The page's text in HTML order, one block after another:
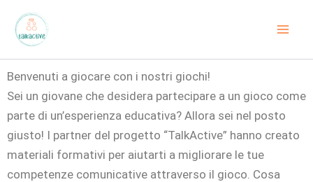
contenuto
Benvenuti a giocare con i nostri giochi!
Sei un giovane che desidera partecipare a un gioco come
parte di un’esperienza educativa? Allora sei nel posto
giusto! I partner del progetto “TalkActive” hanno creato
materiali formativi per aiutarti a migliorare le tue
competenze comunicative attraverso il gioco. Cosa